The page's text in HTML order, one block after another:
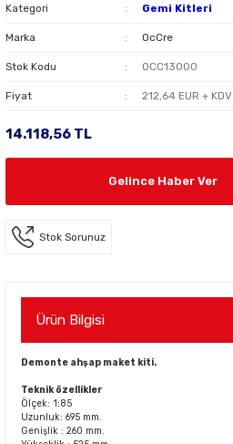
Kategori Gemi Kitleri
Marka OcCre
Stok Kodu OCC13000
Fiyat 212,64 EUR + KDV
14.118,56 TL
Gelince Haber Ver
Stok Sorunuz
Ürün Bilgisi
Demonte ahşap maket kiti.
Teknik özellikler
Ölçek: 1:85
Uzunluk: 695 mm.
Genişlik : 260 mm.